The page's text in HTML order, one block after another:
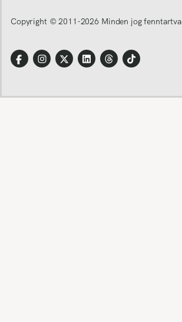
Copyright © 2011-2026 Minden jog fenntartva